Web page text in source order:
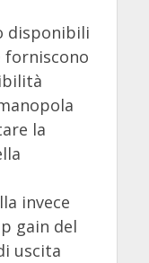
disponibili
forniscono
la
invece
gain del
uscita